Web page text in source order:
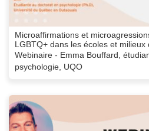
Microaffirmations et
LGBTQ+ dans les écoles et
Webinaire - Emma Bouffard,
psychologie, UQO